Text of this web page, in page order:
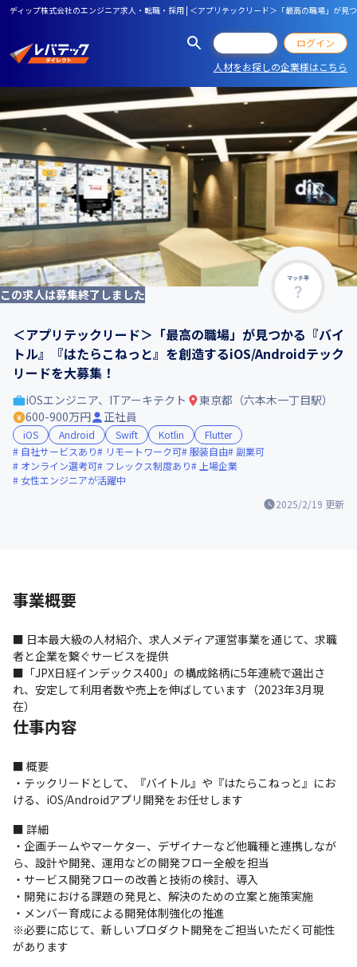
ディップ株式会社のエンジニア求人・転職・採用 | ＜アプリテックリード＞「最高の職場」が
ログイン
人材をお探しの企業様はこちら
マッチ率
この求人は募集終了しました
＜アプリテックリード＞「最高の職場」が見つかる『バイ
トル』『はたらこねっと』を創造するiOS/Androidテック
リードを大募集！
2025/2/19 更新
iOSエンジニア、ITアーキテクト
東京都（六本木一丁目駅）
600-900万円
正社員
iOS Android Swift Kotlin
Flutter
自社サービスあり
リモートワーク可 服装自由
副業可
オンライン選考可
フレックス制度あり
上場企業
女性エンジニアが活躍中
事業概要
■ 日本最大級の人材紹介、求人メディア運営事業を通じて、求職
者と企業を繋ぐサービスを提供
■「JPX日経インデックス400」の構成銘柄に5年連続で選出さ
れ、安定して利用者数や売上を伸ばしています（2023年3月現
在）
仕事内容
■ 概要
・テックリードとして、『バイトル』や『はたらこねっと』にお
ける、iOS/Androidアプリ開発をお任せします
■ 詳細
・企画チームやマーケター、デザイナーなど他職種と連携しなが
ら、設計や開発、運用などの開発フロー全般を担当
・サービス開発フローの改善と技術の検討、導入
・開発における課題の発見と、解決のための立案と施策実施
・メンバー育成による開発体制強化の推進
※必要に応じて、新しいプロダクト開発をご担当いただく可能性
があります